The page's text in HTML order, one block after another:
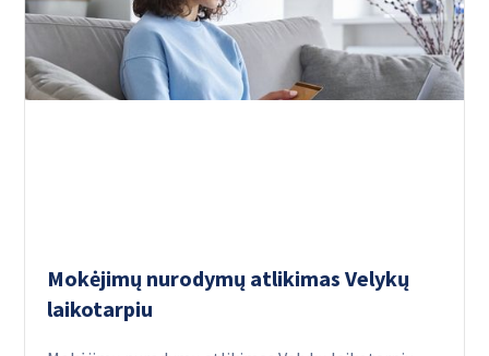
Mokėjimų nurodymų atlikimas Velykų
laikotarpiu